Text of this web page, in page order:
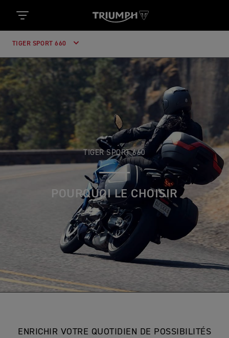
TIGER SPORT 660
TIGER SPORT 660
POURQUOI LE CHOISIR
ENRICHIR VOTRE QUOTIDIEN DE POSSIBILITÉS